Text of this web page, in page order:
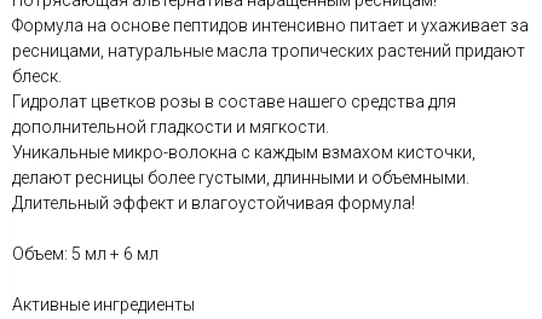
Формула на основе пептидов интенсивно питает и ухаживает за
ресницами, натуральные масла тропических растений придают
блеск.
Гидролат цветков розы в составе нашего средства для
дополнительной гладкости и мягкости.
Уникальные микро-волокна с каждым взмахом кисточки,
делают ресницы более густыми, длинными и объемными.
Длительный эффект и влагоустойчивая формула!
Объем: 5 мл + 6 мл
Активные ингредиенты